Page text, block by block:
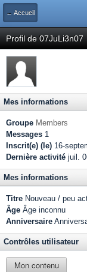
← Accueil
Profil de 07JuLi3n07
Mes informations
Groupe Members
Messages 1
Inscrit(e) (le) 16-
Dernière activité juil.
Mes informations
Titre Nouveau / peu
Âge Âge inconnu
Anniversaire
Contrôles utilisateur
Mon contenu